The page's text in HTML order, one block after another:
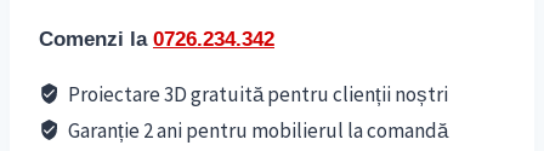
Comenzi la 0726.234.342
Proiectare 3D gratuită pentru clienții noștri
Garanție 2 ani pentru mobilierul la comandă